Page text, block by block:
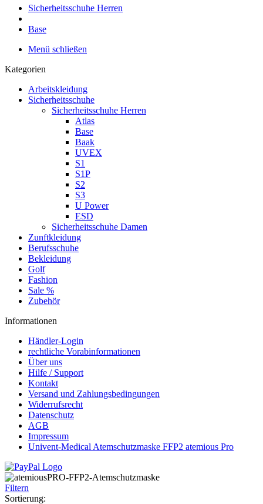
Sicherheitsschuhe Herren
Base
Menü schließen
Kategorien
Arbeitskleidung
Sicherheitsschuhe
Sicherheitsschuhe Herren
Atlas
Base
Baak
UVEX
S1
S1P
S2
S3
U Power
ESD
Sicherheitsschuhe Damen
Zunftkleidung
Berufsschuhe
Bekleidung
Golf
Fashion
Sale %
Zubehör
Informationen
Händler-Login
rechtliche Vorabinformationen
Über uns
Hilfe / Support
Kontakt
Versand und Zahlungsbedingungen
Widerrufsrecht
Datenschutz
AGB
Impressum
Univent-Medical Atemschutzmaske FFP2 atemious Pro
Filtern
Sortierung: